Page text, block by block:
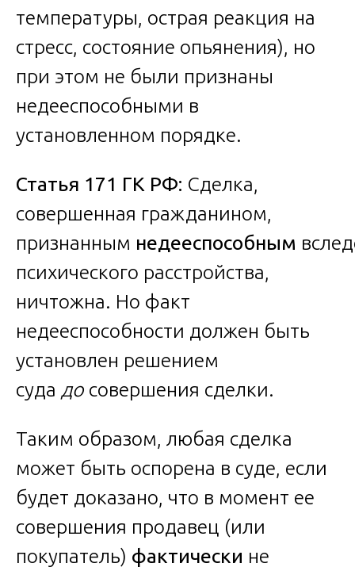
температуры, острая реакция на
стресс, состояние опьянения), но
при этом не были признаны
недееспособными в
установленном порядке.
Статья 171 ГК РФ: Сделка,
совершенная гражданином,
признанным недееспособным
психического расстройства,
ничтожна. Но факт
недееспособности должен быть
установлен решением
суда до совершения сделки.
Таким образом, любая сделка
может быть оспорена в суде, если
будет доказано, что в момент ее
совершения продавец (или
покупатель) фактически не